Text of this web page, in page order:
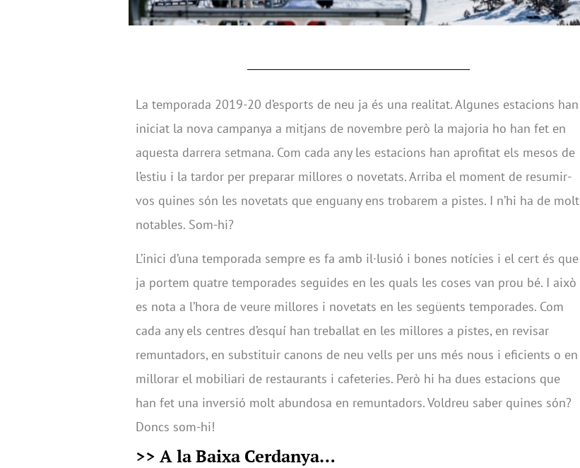
La temporada 2019-20 d’esports de neu ja és una realitat. Algunes estacions han
iniciat la nova campanya a mitjans de novembre però la majoria ho han fet en
aquesta darrera setmana. Com cada any les estacions han aprofitat els mesos de
l’estiu i la tardor per preparar millores o novetats. Arriba el moment de resumir-
vos quines són les novetats que enguany ens trobarem a pistes. I n’hi ha de molt
notables. Som-hi?
L’inici d’una temporada sempre es fa amb il·lusió i bones notícies i el cert és que
ja portem quatre temporades seguides en les quals les coses van prou bé. I això
es nota a l’hora de veure millores i novetats en les següents temporades. Com
cada any els centres d’esquí han treballat en les millores a pistes, en revisar
remuntadors, en substituir canons de neu vells per uns més nous i eficients o en
millorar el mobiliari de restaurants i cafeteries. Però hi ha dues estacions que
han fet una inversió molt abundosa en remuntadors. Voldreu saber quines són?
Doncs som-hi!
>> A la Baixa Cerdanya…